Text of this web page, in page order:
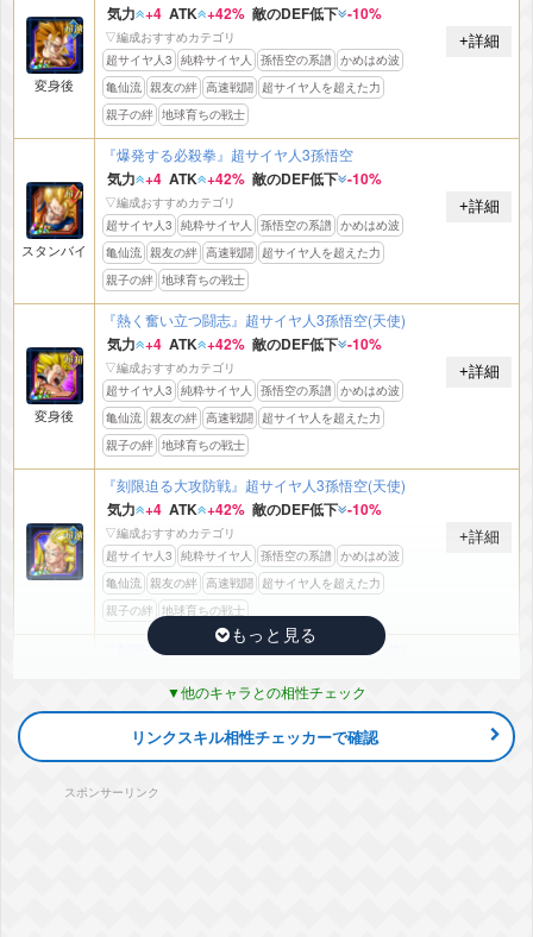
変身後
気力 +4 ATK +42% 敵のDEF低下 -10%
▽編成おすすめカテゴリ
超サイヤ人3 純粋サイヤ人 孫悟空の系譜 かめはめ波
亀仙流 親友の絆 高速戦闘 超サイヤ人を超えた力
親子の絆 地球育ちの戦士
+詳細
スタンバイ
『爆発する必殺拳』超サイヤ人3孫悟空
気力 +4 ATK +42% 敵のDEF低下 -10%
▽編成おすすめカテゴリ
超サイヤ人3 純粋サイヤ人 孫悟空の系譜 かめはめ波
亀仙流 親友の絆 高速戦闘 超サイヤ人を超えた力
親子の絆 地球育ちの戦士
+詳細
変身後
『熱く奮い立つ闘志』超サイヤ人3孫悟空(天使)
気力 +4 ATK +42% 敵のDEF低下 -10%
▽編成おすすめカテゴリ
超サイヤ人3 純粋サイヤ人 孫悟空の系譜 かめはめ波
亀仙流 親友の絆 高速戦闘 超サイヤ人を超えた力
親子の絆 地球育ちの戦士
+詳細
『刻限迫る大攻防戦』超サイヤ人3孫悟空(天使)
気力 +4 ATK +42% 敵のDEF低下 -10%
▽編成おすすめカテゴリ
超サイヤ人3 純粋サイヤ人 孫悟空の系譜 かめはめ波
亀仙流
親友の絆 高速戦闘 超サイヤ人を超えた力
親子の絆 地球育ちの戦士
+詳細
『刻限迫る大攻防戦』超サイヤ人3孫悟空(天使)
▽編成おすすめカテゴリ
亀仙流 親友の絆 高速戦闘 超サイヤ人を超えた力
他のキャラとの相性チェック
リンクスキル相性チェッカーで確認
スポンサーリンク